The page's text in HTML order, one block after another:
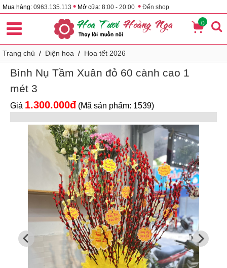
Mua hàng: 0963.135.113 • Mở cửa: 8:00 - 20:00 • Đến shop
0
Trang chủ / Điện hoa / Hoa tết 2026
Bình Nụ Tầm Xuân đỏ 60 cành cao 1
mét 3
Giá 1.300.000đ (Mã sản phẩm: 1539)